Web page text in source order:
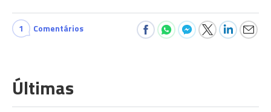
1 Comentários
Últimas